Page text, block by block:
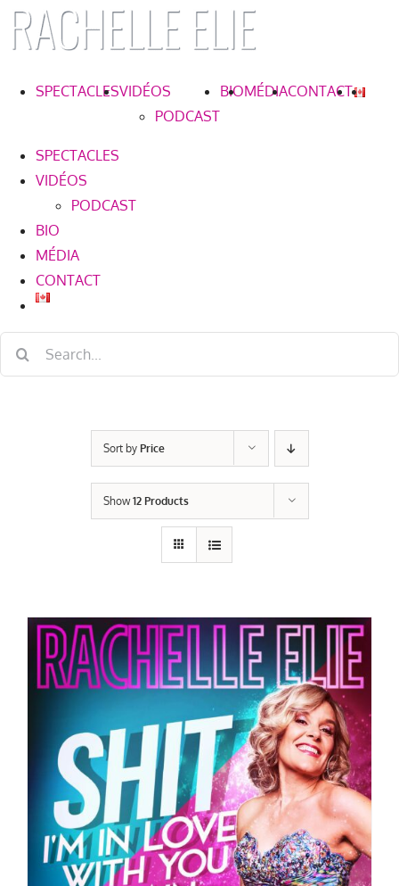
Skip
SPECTACLESVIDÉOS
PODCAST
BIOMÉDIACONTACT
SPECTACLES
VIDÉOS
PODCAST
BIO
MÉDIA
CONTACT
Search
Sort by Price
Show12 Products